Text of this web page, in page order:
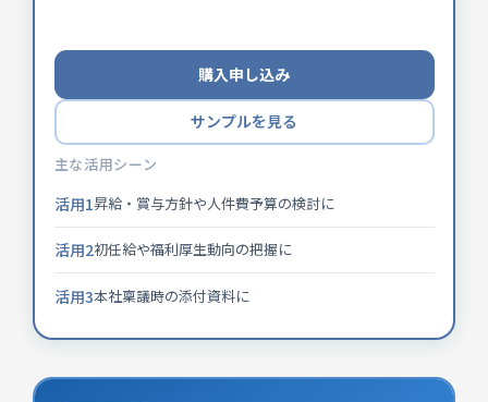
購入申し込み
サンプルを見る
主な活用シーン
活用1昇給・賞与方針や人件費予算の検討に
活用2初任給や福利厚生動向の把握に
活用3本社稟議時の添付資料に